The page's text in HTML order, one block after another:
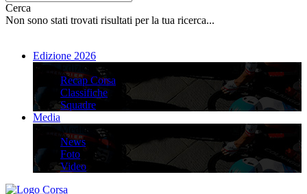
Cerca
Non sono stati trovati risultati per la tua ricerca...
Edizione 2026
Edizione 2026
Recap Corsa
Classifiche
Squadre
Media
Media
News
Foto
Video